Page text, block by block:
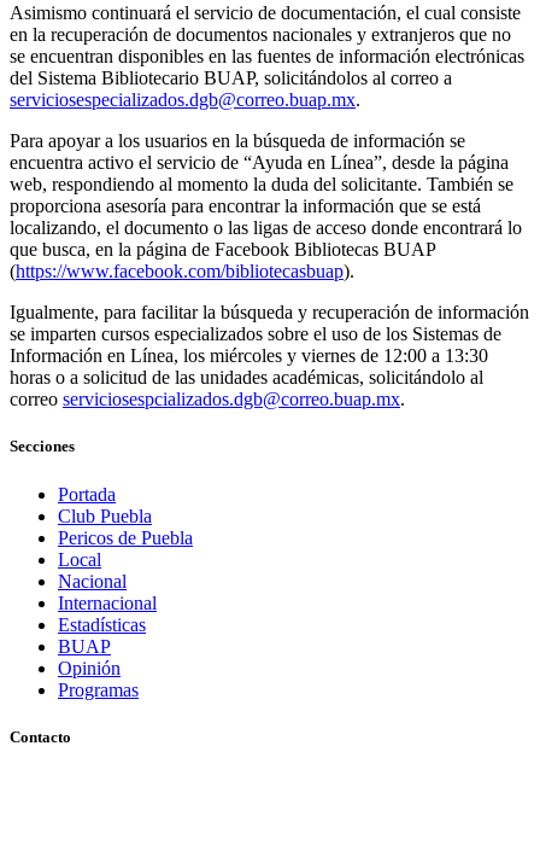
Asimismo continuará el servicio de documentación, el cual consiste
en la recuperación de documentos nacionales y extranjeros que no
se encuentran disponibles en las fuentes de información electrónicas
del Sistema Bibliotecario BUAP, solicitándolos al correo a
serviciosespecializados.dgb@correo.buap.mx.
Para apoyar a los usuarios en la búsqueda de información se
encuentra activo el servicio de “Ayuda en Línea”, desde la página
web, respondiendo al momento la duda del solicitante. También se
proporciona asesoría para encontrar la información que se está
localizando, el documento o las ligas de acceso donde encontrará lo
que busca, en la página de Facebook Bibliotecas BUAP
(https://www.facebook.com/bibliotecasbuap).
Igualmente, para facilitar la búsqueda y recuperación de información
se imparten cursos especializados sobre el uso de los Sistemas de
Información en Línea, los miércoles y viernes de 12:00 a 13:30
horas o a solicitud de las unidades académicas, solicitándolo al
correo serviciosespcializados.dgb@correo.buap.mx.
Secciones
Portada
Club Puebla
Pericos de Puebla
Local
Nacional
Internacional
Estadísticas
BUAP
Opinión
Programas
Contacto